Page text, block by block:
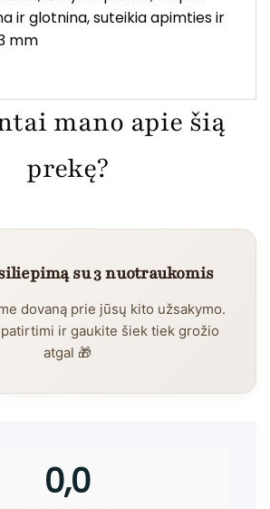
ir glotnina, suteikia apimties ir
mm
mano apie šią
prekę?
su 3 nuotraukomis
dovaną prie jūsų kito užsakymo.
ir gaukite šiek tiek grožio
atgal 🎁
0,0